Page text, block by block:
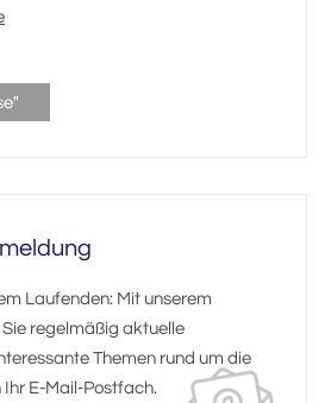
Laufenden: Mit unserem
regelmäßig aktuelle
Themen rund um die
E-Mail-Postfach.